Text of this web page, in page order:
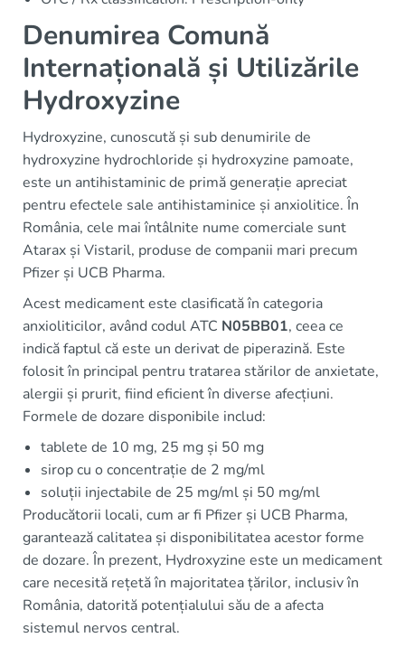
Denumirea Comună
Internațională și Utilizările
Hydroxyzine
Hydroxyzine, cunoscută și sub denumirile de
hydroxyzine hydrochloride și hydroxyzine pamoate,
este un antihistaminic de primă generație apreciat
pentru efectele sale antihistaminice și anxiolitice. În
România, cele mai întâlnite nume comerciale sunt
Atarax și Vistaril, produse de companii mari precum
Pfizer și UCB Pharma.
Acest medicament este clasificată în categoria
anxioliticilor, având codul ATC N05BB01, ceea ce
indică faptul că este un derivat de piperazină. Este
folosit în principal pentru tratarea stărilor de anxietate,
alergii și prurit, fiind eficient în diverse afecțiuni.
Formele de dozare disponibile includ:
tablete de 10 mg, 25 mg și 50 mg
sirop cu o concentrație de 2 mg/ml
soluții injectabile de 25 mg/ml și 50 mg/ml
Producătorii locali, cum ar fi Pfizer și UCB Pharma,
garantează calitatea și disponibilitatea acestor forme
de dozare. În prezent, Hydroxyzine este un medicament
care necesită rețetă în majoritatea țărilor, inclusiv în
România, datorită potențialului său de a afecta
sistemul nervos central.